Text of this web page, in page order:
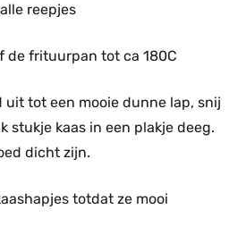
reepjes
de frituurpan tot ca 180C
uit tot een mooie dunne lap, snij
stukje kaas in een plakje deeg.
dicht zijn.
totdat ze mooi